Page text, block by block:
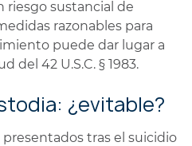
riesgo sustancial de
razonables para
puede dar lugar a
del 42 U.S.C. § 1983.
¿evitable?
tras el suicidio